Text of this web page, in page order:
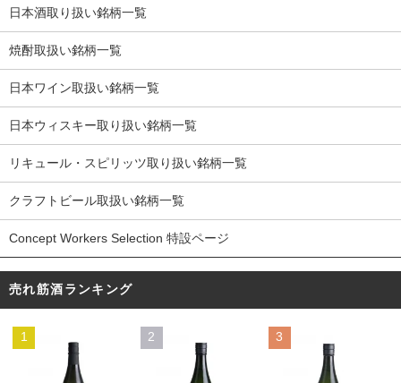
日本酒取り扱い銘柄一覧
焼酎取扱い銘柄一覧
日本ワイン取扱い銘柄一覧
日本ウィスキー取り扱い銘柄一覧
リキュール・スピリッツ取り扱い銘柄一覧
クラフトビール取扱い銘柄一覧
Concept Workers Selection 特設ページ
売れ筋酒ランキング
1 2 3